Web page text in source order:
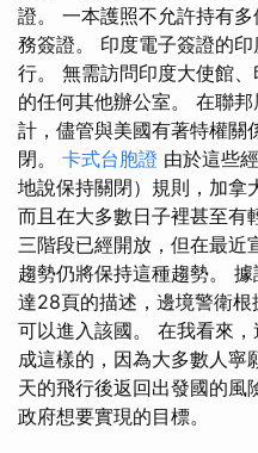
證。 一本護照不允許持有
務簽證。 印度電子簽證的
行。 無需訪問印度大使館
的任何其他辦公室。 在聯
計，儘管與美國有著特權關
閉。 卡式台胞證 由於這些
地說保持關閉）規則，加拿
而且在大多數日子裡甚至有
三階段已經開放，但在最近
趨勢仍將保持這種趨勢。
達28頁的描述，邊境警衛
可以進入該國。 在我看來
成這樣的，因為大多數人寧
天的飛行後返回出發國的風
政府想要實現的目標。